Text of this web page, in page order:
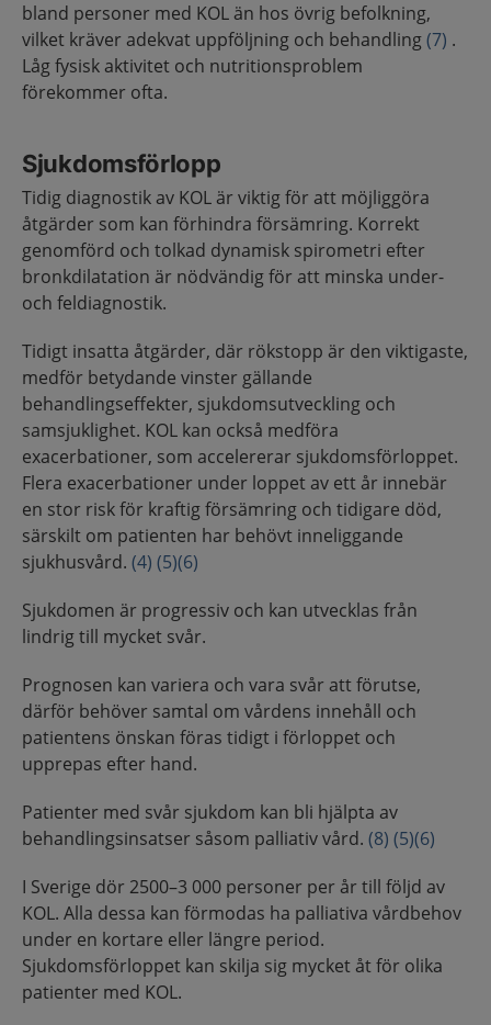
bland personer med KOL än hos övrig befolkning,
vilket kräver adekvat uppföljning och behandling(7) .
Låg fysisk aktivitet och nutritionsproblem
förekommer ofta.
Sjukdomsförlopp
Tidig diagnostik av KOL är viktig för att möjliggöra
åtgärder som kan förhindra försämring. Korrekt
genomförd och tolkad dynamisk spirometri efter
bronkdilatation är nödvändig för att minska under-
och feldiagnostik.
Tidigt insatta åtgärder, där rökstopp är den viktigaste,
medför betydande vinster gällande
behandlingseffekter, sjukdomsutveckling och
samsjuklighet. KOL kan också medföra
exacerbationer, som accelererar sjukdomsförloppet.
Flera exacerbationer under loppet av ett år innebär
en stor risk för kraftig försämring och tidigare död,
särskilt om patienten har behövt inneliggande
sjukhusvård. (4) (5)(6)
Sjukdomen är progressiv och kan utvecklas från
lindrig till mycket svår.
Prognosen kan variera och vara svår att förutse,
därför behöver samtal om vårdens innehåll och
patientens önskan föras tidigt i förloppet och
upprepas efter hand.
Patienter med svår sjukdom kan bli hjälpta av
behandlingsinsatser såsom palliativ vård. (8) (5)(6)
I Sverige dör 2500–3 000 personer per år till följd av
KOL. Alla dessa kan förmodas ha palliativa vårdbehov
under en kortare eller längre period.
Sjukdomsförloppet kan skilja sig mycket åt för olika
patienter med KOL.